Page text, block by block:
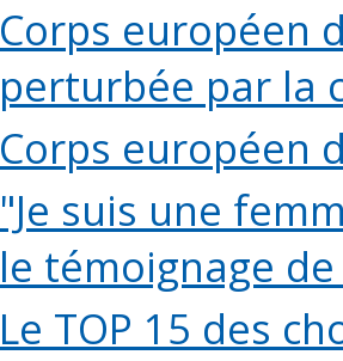
Corps européen
perturbée par la
Corps européen
"Je suis une
le témoignage de
Le TOP 15 des